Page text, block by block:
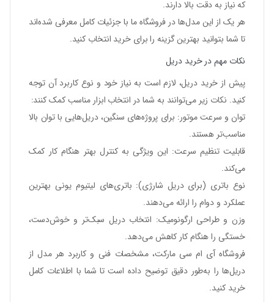
که نیاز به دقت بالا دارند.
هر یک از این مدل‌ها در فروشگاه ما با جزئیات کامل معرفی شده‌اند
تا شما بتوانید بهترین گزینه را برای خرید انتخاب کنید.
نکات مهم در خرید دریل
پیش از خرید دریل، لازم است به نیاز خود و نوع کاربرد آن توجه
کنید. نکات زیر می‌توانند به شما در انتخاب ابزار مناسب کمک کنند:
توان و سرعت موتور: برای پروژه‌های سنگین، دریل‌هایی با توان بالا
مناسب‌تر هستند.
قابلیت تنظیم سرعت: این ویژگی به کنترل بهتر هنگام کار کمک
می‌کند.
نوع باتری (برای دریل شارژی): باتری‌های لیتیوم یونی بهترین
عملکرد و دوام را ارائه می‌دهند.
وزن و طراحی ارگونومیک: انتخاب دریل سبک‌تر و خوش‌دست،
خستگی را هنگام کار کاهش می‌دهد.
فروشگاه آی ام سی مارکت، مشخصات فنی و کاربرد هر مدل از
دریل‌ها را به‌طور دقیق توضیح داده است تا شما با اطلاعات کامل
خرید کنید.